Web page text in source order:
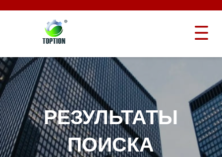
РЕЗУЛЬТАТЫ
ПОИСКА